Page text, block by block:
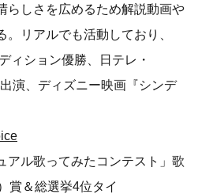
らしさを広めるため解説動画や
リアルでも活動しており、
ィション優勝、日テレ・
演、ディズニー映画『シンデ
ル歌ってみたコンテスト」歌
賞＆総選挙4位タイ